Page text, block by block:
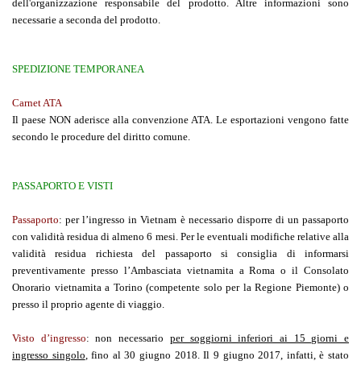
dell'organizzazione responsabile del prodotto. Altre informazioni sono
necessarie a seconda del prodotto.
SPEDIZIONE TEMPORANEA
Carnet ATA
Il paese NON aderisce alla convenzione ATA. Le esportazioni vengono fatte
secondo le procedure del diritto comune.
PASSAPORTO E VISTI
Passaporto: per l’ingresso in Vietnam è necessario disporre di un passaporto
con validità residua di almeno 6 mesi. Per le eventuali modifiche relative alla
validità residua richiesta del passaporto si consiglia di informarsi
preventivamente presso l’Ambasciata vietnamita a Roma o il Consolato
Onorario vietnamita a Torino (competente solo per la Regione Piemonte) o
presso il proprio agente di viaggio.
Visto d’ingresso:non necessario per soggiorni inferiori ai 15 giorni e
ingresso singolo, fino al 30 giugno 2018. Il 9 giugno 2017, infatti, è stato